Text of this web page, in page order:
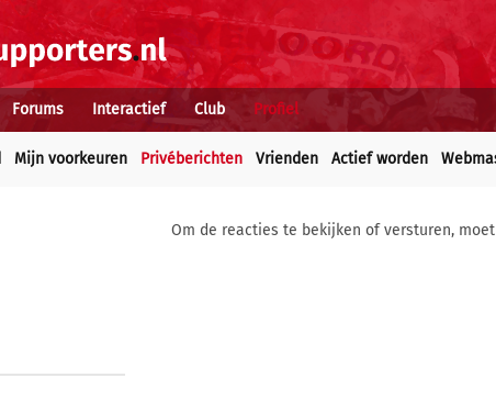
Forums Interactief Club Profiel
Mijn voorkeuren Privéberichten Vrienden Actief worden
Om de reacties te bekijken of versturen,